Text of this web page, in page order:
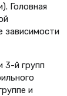
Головная
зависимости
3-й групп
и